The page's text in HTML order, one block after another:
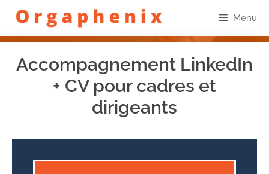
Menu
Accompagnement LinkedIn
+ CV pour cadres et
dirigeants